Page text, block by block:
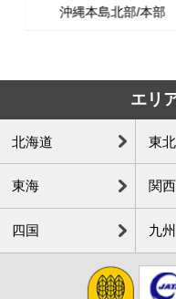
沖縄本島北部/本部
エリ
北海道 東北
東海 関
四国 九州